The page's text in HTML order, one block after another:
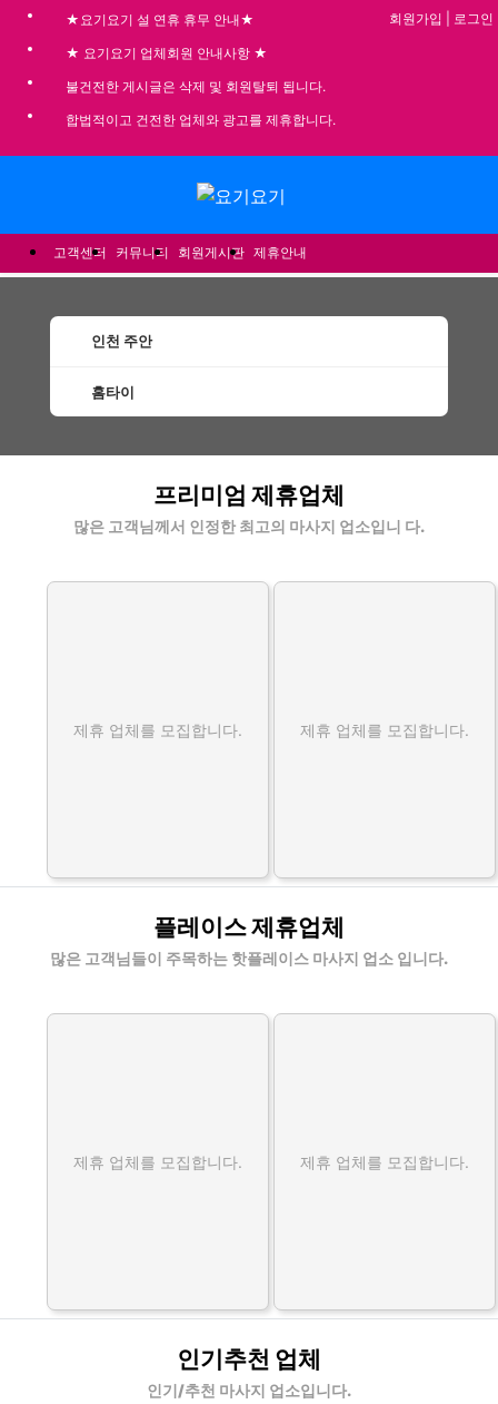
★요기요기 설 연휴 휴무 안내★
★ 요기요기 업체회원 안내사항 ★
불건전한 게시글은 삭제 및 회원탈퇴 됩니다.
합법적이고 건전한 업체와 광고를 제휴합니다.
회원가입 로그인
고객센터 커뮤니티 회원게시판 제휴안내
인천 주안
홈타이
프리미엄 제휴업체
많은 고객님께서 인정한 최고의 마사지 업소입니 다.
제휴 업체를 모집합니다. 제휴 업체를 모집합니다.
플레이스 제휴업체
많은 고객님들이 주목하는 핫플레이스 마사지 업소 입니다.
제휴 업체를 모집합니다. 제휴 업체를 모집합니다.
인기추천 업체
인기/추천 마사지 업소입니다.